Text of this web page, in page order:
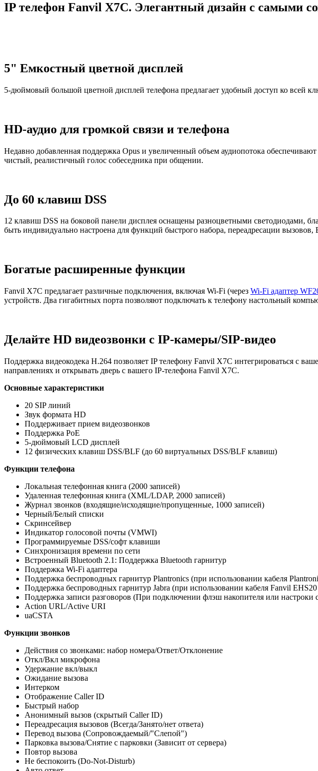
IP телефон Fanvil X7C. Элегантный дизайн с самыми
5" Емкостный цветной дисплей
5-дюймовый большой цветной дисплей телефона предлагает удобный доступ ко всей
HD-аудио для громкой связи и телефона
Недавно добавленная поддержка Opus и увеличенный объем аудиопотока
чистый, реалистичный голос собеседника при общении.
До 60 клавиш DSS
12 клавиш DSS на боковой панели дисплея оснащены разноцветными светодиодами,
быть индивидуально настроена для функций быстрого набора, переадресации
Богатые расширенные функции
Fanvil X7С предлагает различные подключения, включая Wi-Fi (через Wi-Fi адаптер
устройств. Два гигабитных порта позволяют подключать к телефону настольный
Делайте HD видеозвонки с IP-камеры/SIP-видео
Поддержка видеокодека H.264 позволяет IP телефону Fanvil X7С интегрироваться с
направлениях и открывать дверь с вашего IP-телефона Fanvil X7С.
Основные характеристики
20 SIP линий
Звук формата HD
Поддерживает прием видеозвонков
Поддержка PoE
5-дюймовый LCD дисплей
12 физических клавиш DSS/BLF (до 60 виртуальных DSS/BLF клавиш)
Функции телефона
Локальная телефонная книга (2000 записей)
Удаленная телефонная книга (XML/LDAP, 2000 записей)
Журнал звонков (входящие/исходящие/пропущенные, 1000 записей)
Черный/Белый списки
Скринсейвер
Индикатор голосовой почты (VMWI)
Программируемые DSS/софт клавиши
Синхронизация времени по сети
Встроенный Bluetooth 2.1: Поддержка Bluetooth гарнитур
Поддержка Wi-Fi адаптера
Поддержка беспроводных гарнитур Plantronics (при использовании кабеля
Поддержка беспроводных гарнитур Jabra (при использовании кабеля Fanvil
Поддержка записи разговоров (При подключении флэш накопителя или настроки
Action URL/Active URI
uaCSTA
Функции звонков
Действия со звонками: набор номера/Ответ/Отклонение
Откл/Вкл микрофона
Удержание вкл/выкл
Ожидание вызова
Интерком
Отображение Caller ID
Быстрый набор
Анонимный вызов (скрытый Caller ID)
Переадресация вызовов (Всегда/Занято/нет ответа)
Перевод вызова (Сопровождаемый/"Слепой")
Парковка вызова/Снятие с парковки (Зависит от сервера)
Повтор вызова
Не беспокоить (Do-Not-Disturb)